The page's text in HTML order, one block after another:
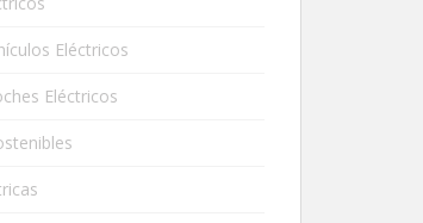
Eléctricos
Eléctricos